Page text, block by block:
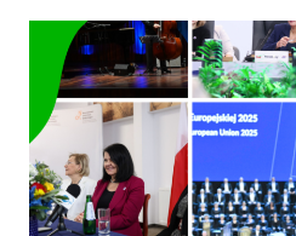
DELEGATA
UNII
EUROPEJSKIEJ
ONZ!